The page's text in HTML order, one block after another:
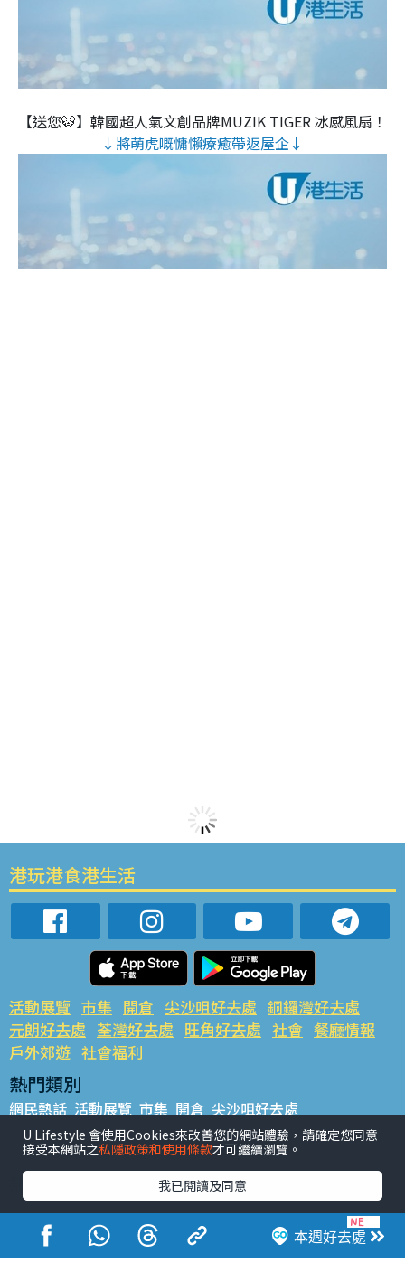
【送您🐯】韓國超人氣文創品牌MUZIK TIGER 冰感風扇！
↓將萌虎嘅慵懶療癒帶返屋企↓
本週好去處
港玩港食港生活
活動展覽 市集 開倉 尖沙咀好去處 銅鑼灣好去處
元朗好去處 荃灣好去處 旺角好去處 社會 餐廳情報
戶外郊遊 社會福利
熱門類別
網民熱話 活動展覽 市集 開倉 尖沙咀好去處
銅鑼灣好去處 元朗好去處 荃灣好去處 旺角好去處 社會
餐廳情報 戶外郊遊
熱門標籤
#UGO搵好去處 #人氣活動推介 #美食社群熱話
#親子玩樂好去處
#ULifestyle應用程式
#限時搶
#UJetso禮物放送
#ULifestyle商戶中心 #著數 #網絡熱話
U Lifestyle 會使用Cookies來改善您的網站體驗，請確定您同意
接受本網站之私隱政策和使用條款才可繼續瀏覽。
我已閱讀及同意